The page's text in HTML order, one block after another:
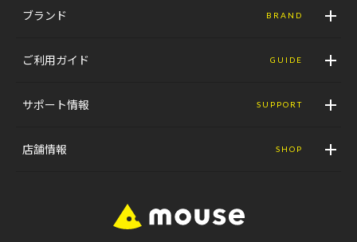
ブランド BRAND
ご利用ガイド GUIDE
サポート情報 SUPPORT
店舗情報 SHOP